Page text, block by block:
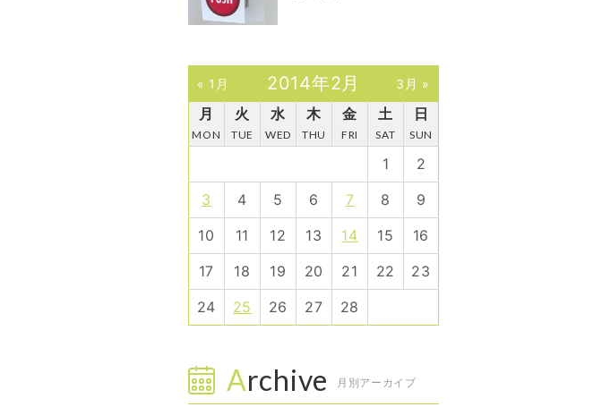
« 1月 2014年2月 3月 »
月
MON
火
TUE
水
WED
木
THU
金
FRI
土
SAT
日
SUN
1
2
3
4 5 6 7 8
9
10
11 12 13 14 15
16
17
18 19 20 21 22
23
24
25 26 27 28
Archive 月別アーカイブ